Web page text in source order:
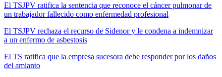
El TSJPV ratifica la sentencia que reconoce el cáncer pulmonar de
un trabajador fallecido como enfermedad profesional
El TSJPV rechaza el recurso de Sidenor y le condena a indemnizar
a un enfermo de asbestosis
El TS ratifica que la empresa sucesora debe responder por los daños
del amianto